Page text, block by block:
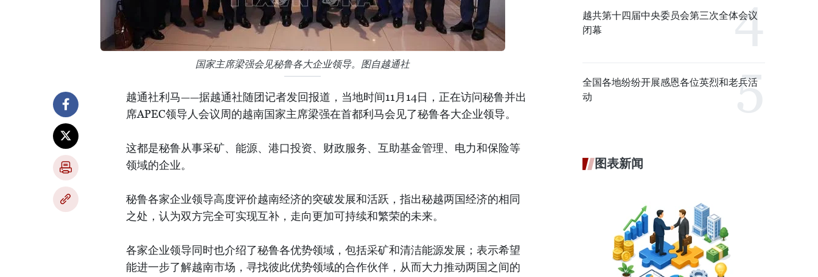
国家主席梁强会见秘鲁各大企业领导。图自越通社
越通社利马——据越通社随团记者发回报道，当地时间11月14日，正在访问秘鲁并出
席APEC领导人会议周的越南国家主席梁强在首都利马会见了秘鲁各大企业领导。
这都是秘鲁从事采矿、能源、港口投资、财政服务、互助基金管理、电力和保险等
领域的企业。
秘鲁各家企业领导高度评价越南经济的突破发展和活跃，指出秘越两国经济的相同
之处，认为双方完全可实现互补，走向更加可持续和繁荣的未来。
各家企业领导同时也介绍了秘鲁各优势领域，包括采矿和清洁能源发展；表示希望
能进一步了解越南市场，寻找彼此优势领域的合作伙伴，从而大力推动两国之间的
越共第十四届中央委员会第三次全体会议
闭幕
全国各地纷纷开展感恩各位英烈和老兵活
动
图表新闻